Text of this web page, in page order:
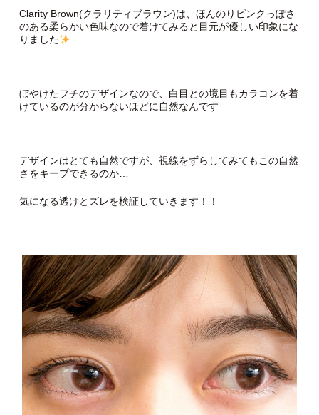
Clarity Brown(クラリティブラウン)は、ほんのりピンクっぽさ
のある柔らかい色味なので着けてみると目元が優しい印象にな
りました
ぼやけたフチのデザインなので、白目との境目もカラコンを着
けているのが分からないほどに自然なんです
デザインはとても自然ですが、視線をずらしてみてもこの自然
さをキープできるのか…
気になる透けとズレを検証していきます！！